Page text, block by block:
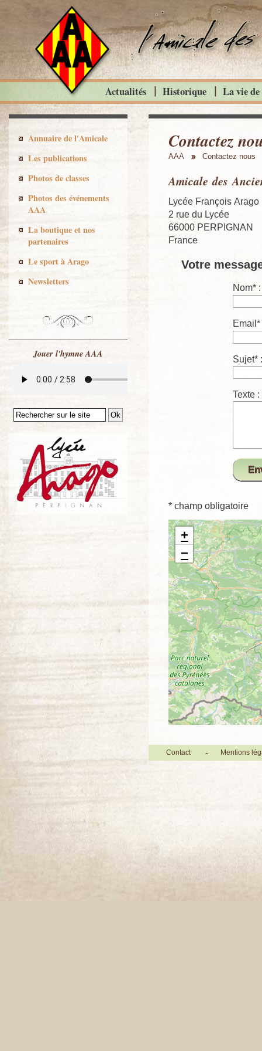
Contactez
AAA Contactez nous
Amicale des
Lycée François Arago
2 rue du Lycée
66000 PERPIGNAN
France
Votre
Nom* :
Email *
Sujet* :
Texte :
* champ obligatoire
+
−
Actualités Historique La vie
Annuaire de l'Amicale
Les publications
Photos de classes
Photos des événements
AAA
La boutique et nos
partenaires
Le sport à Arago
Newsletters
Jouer l'hymne AAA
Contact Mentions